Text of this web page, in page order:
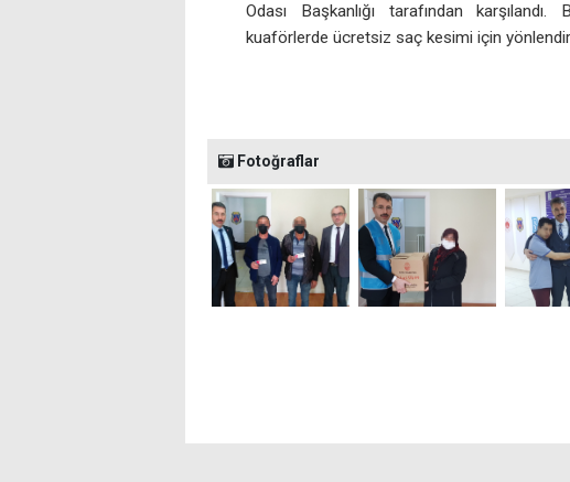
Odası Başkanlığı tarafından
kuaförlerde ücretsiz saç kesimi için
Fotoğraflar